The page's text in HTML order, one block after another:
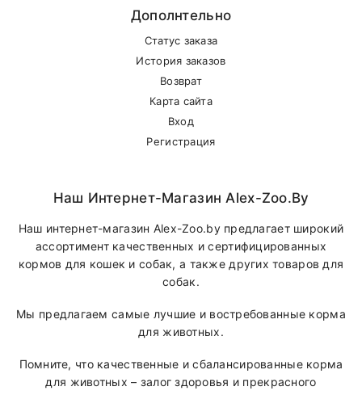
Дополнтельно
Статус заказа
История заказов
Возврат
Карта сайта
Вход
Регистрация
Наш Интернет-Магазин Alex-Zoo.by
Наш интернет-магазин Alex-Zoo.by предлагает широкий
ассортимент качественных и сертифицированных
кормов для кошек и собак, а также других товаров для
собак.
Мы предлагаем самые лучшие и востребованные корма
для животных.
Помните, что качественные и сбалансированные корма
для животных – залог здоровья и прекрасного